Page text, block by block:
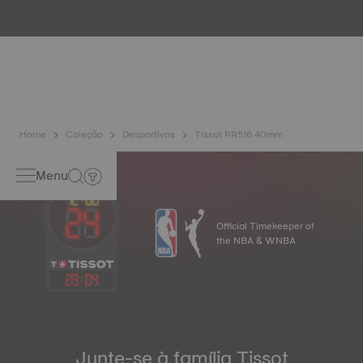
Home Coleção Desportivos Tissot PR516 40mm
Menu
23:04
Official Timekeeper of
the NBA & WNBA